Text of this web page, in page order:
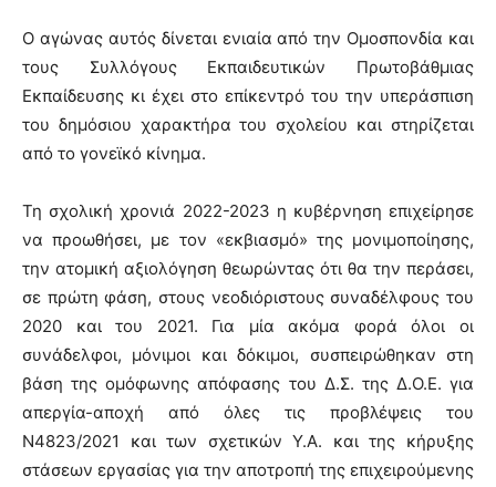
Ο αγώνας αυτός δίνεται ενιαία από την Ομοσπονδία και
τους Συλλόγους Εκπαιδευτικών Πρωτοβάθμιας
Εκπαίδευσης κι έχει στο επίκεντρό του την υπεράσπιση
του δημόσιου χαρακτήρα του σχολείου και στηρίζεται
από το γονεϊκό κίνημα.
Τη σχολική χρονιά 2022-2023 η κυβέρνηση επιχείρησε
να προωθήσει, με τον «εκβιασμό» της μονιμοποίησης,
την ατομική αξιολόγηση θεωρώντας ότι θα την περάσει,
σε πρώτη φάση, στους νεοδιόριστους συναδέλφους του
2020 και του 2021. Για μία ακόμα φορά όλοι οι
συνάδελφοι, μόνιμοι και δόκιμοι, συσπειρώθηκαν στη
βάση της ομόφωνης απόφασης του Δ.Σ. της Δ.Ο.Ε. για
απεργία-αποχή από όλες τις προβλέψεις του
Ν4823/2021 και των σχετικών Υ.Α. και της κήρυξης
στάσεων εργασίας για την αποτροπή της επιχειρούμενης